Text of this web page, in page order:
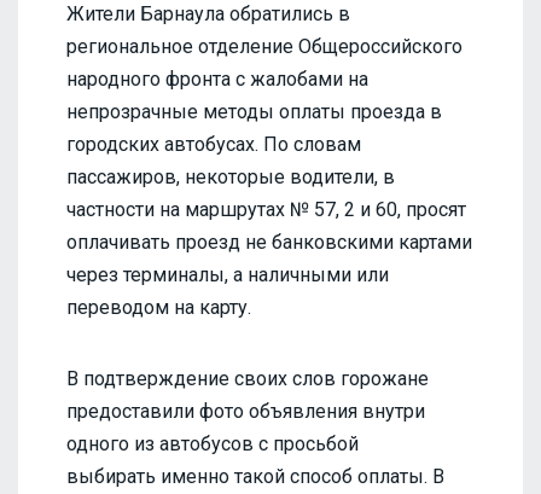
Жители Барнаула обратились в
региональное отделение Общероссийского
народного фронта с жалобами на
непрозрачные методы оплаты проезда в
городских автобусах. По словам
пассажиров, некоторые водители, в
частности на маршрутах № 57, 2 и 60, просят
оплачивать проезд не банковскими картами
через терминалы, а наличными или
переводом на карту.
В подтверждение своих слов горожане
предоставили фото объявления внутри
одного из автобусов с просьбой
выбирать именно такой способ оплаты. В